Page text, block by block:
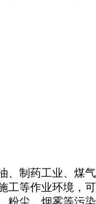
、制药工业、煤气
工等作业环境，可